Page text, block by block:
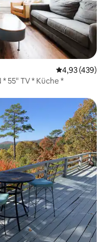
4,93 (439)
55" TV * Küche *